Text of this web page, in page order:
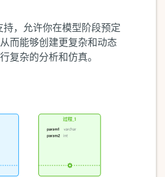
，允许你在模型阶段预定
而能够创建更复杂和动态
复杂的分析和仿真。